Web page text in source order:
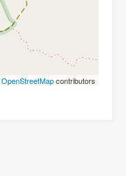
OpenStreetMapcontributors